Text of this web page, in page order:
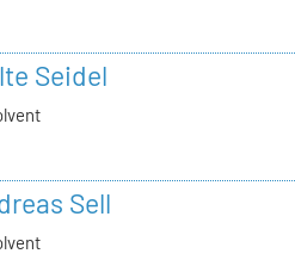
Seidel
Sell